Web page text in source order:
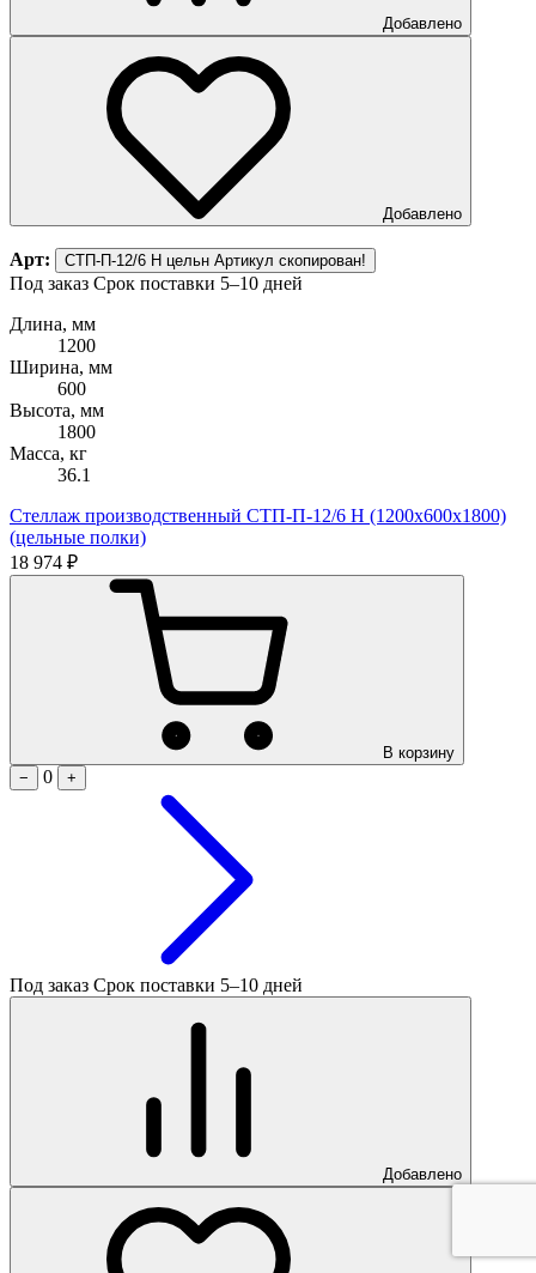
Добавлено
Добавлено
Арт: СТП-П-12/6 Н цельн Артикул скопирован!
Под заказ Срок поставки 5–10 дней
Длина, мм
1200
Ширина, мм
600
Высота, мм
1800
Масса, кг
36.1
Стеллаж производственный СТП-П-12/6 Н (1200х600х1800)
(цельные полки)
18 974 ₽
В корзину
−
0 +
Под заказ Срок поставки 5–10 дней
Добавлено